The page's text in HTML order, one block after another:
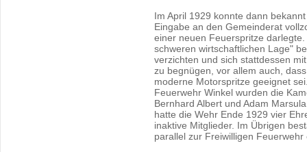
Im April 1929 konnte dann
Eingabe an den Gemeinderat
einer neuen Feuerspritze
schweren wirtschaftlichen Lage"
verzichten und sich stattdessen
zu begnügen, vor allem auch,
moderne Motorspritze geeignet
Feuerwehr Winkel wurden die
Bernhard Albert und Adam
hatte die Wehr Ende 1929 vier
inaktive Mitglieder. Im Übrigen
parallel zur Freiwilligen